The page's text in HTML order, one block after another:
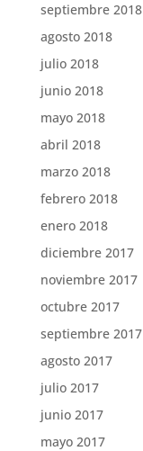
septiembre 2018
agosto 2018
julio 2018
junio 2018
mayo 2018
abril 2018
marzo 2018
febrero 2018
enero 2018
diciembre 2017
noviembre 2017
octubre 2017
septiembre 2017
agosto 2017
julio 2017
junio 2017
mayo 2017